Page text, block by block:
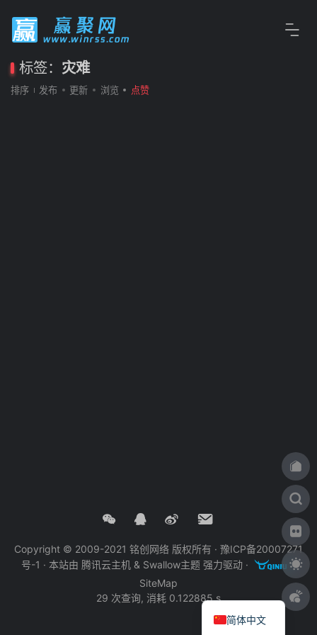
标签： 灾难
排序 发布 更新 浏览 点赞
Copyright © 2009-2021 铭创网络 版权所有 · 豫ICP备20007271
号-1 · 本站由 腾讯云主机 & Swallow主题 强力驱动 ·
·
SiteMap
29 次查询, 消耗 0.122885 s
简体中文